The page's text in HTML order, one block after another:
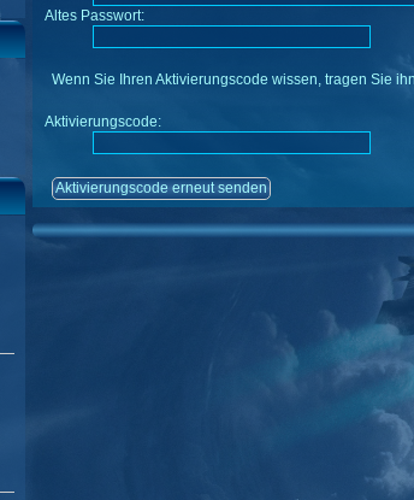
Altes Passwort:
Wenn Sie Ihren Aktivierungscode wissen, tragen Sie
Aktivierungscode: